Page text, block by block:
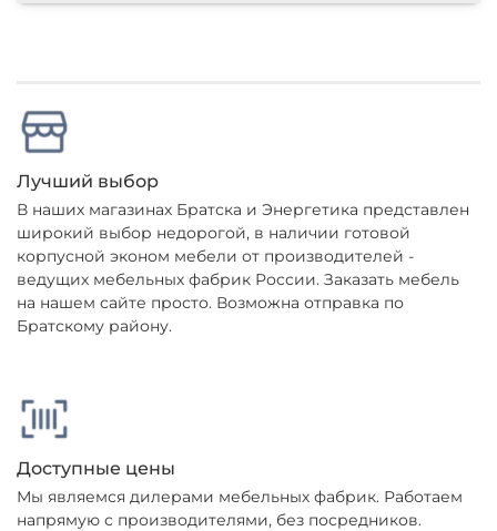
Лучший выбор
В наших магазинах Братска и Энергетика представлен
широкий выбор недорогой, в наличии готовой
корпусной эконом мебели от производителей -
ведущих мебельных фабрик России. Заказать мебель
на нашем сайте просто. Возможна отправка по
Братскому району.
Доступные цены
Мы являемся дилерами мебельных фабрик. Работаем
напрямую с производителями, без посредников.